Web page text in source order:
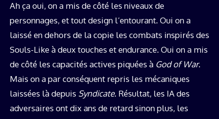
Ah ça oui, on a mis de côté les niveaux de
personnages, et tout design l’entourant. Oui on a
laissé en dehors de la copie les combats inspirés des
Souls-Like à deux touches et endurance. Oui on a mis
de côté les capacités actives piquées à God of War.
Mais on a par conséquent repris les mécaniques
laissées là depuis Syndicate. Résultat, les IA des
adversaires ont dix ans de retard sinon plus, les